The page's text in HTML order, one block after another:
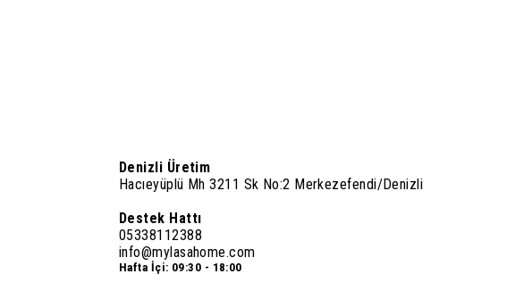
Denizli Üretim
Hacıeyüplü Mh 3211 Sk No:2 Merkezefendi/Denizli
Destek Hattı
05338112388
info@mylasahome.com
Hafta İçi: 09:30 - 18:00